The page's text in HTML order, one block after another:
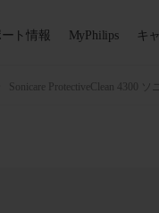
ト情報 MyPhilips キ
Sonicare ProtectiveClean 4300